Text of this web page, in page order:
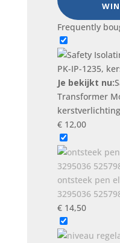
Transformer
Model:
PK-
IP-
kerstverlichting
aantal
Frequently
Je bekijkt nu:
Transformer
kerstverlichting
€12,00
ontsteek pen
3295036
€14,50